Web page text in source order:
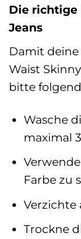
Die richtige
Jeans
Damit deine
Waist
bitte
Wasche
maximal
Farbe zu
Verzichte
Trockne